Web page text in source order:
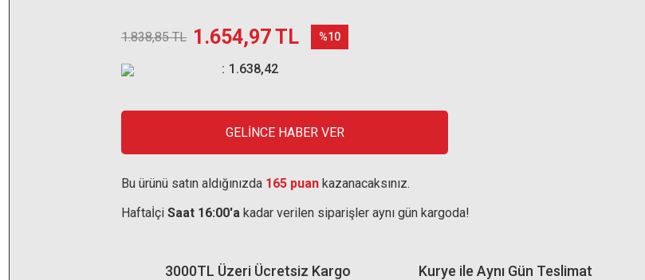
1.838,85 TL 1.654,97 TL %10
1.638,42
GELİNCE HABER VER
Bu ürünü satın aldığınızda 165 puan kazanacaksınız.
Haftaİçi Saat 16:00'a kadar verilen siparişler aynı gün kargoda!
Kurye ile Aynı Gün Teslimat
3000TL Üzeri Ücretsiz Kargo